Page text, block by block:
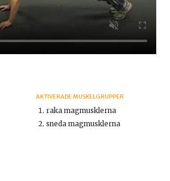
AKTIVERADE MUSKELGRUPPER
raka magmusklerna
sneda magmusklerna